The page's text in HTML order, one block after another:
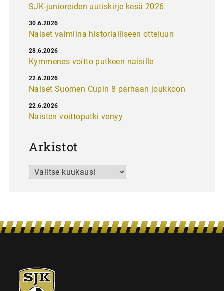
SJK-junioreiden uutiskirje kesä 2026
Naiset valmiina historialliseen otteluun
30.6.2026
Kymmenes voitto putkeen naisille
28.6.2026
Naiset Suomen Cupin 8 parhaan joukkoon
22.6.2026
Naisten voittoputki venyy
22.6.2026
Arkistot
Arkistot
SJK-
juniorit